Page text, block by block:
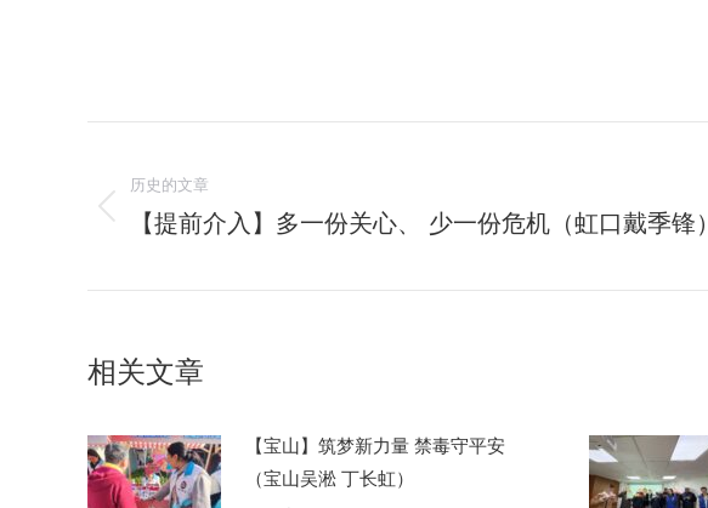
章
航
历史的文章
历
的
章：
【提前介入】多一份关心、 少一份危机（虹口戴季锋）
相关文章
【宝山】筑梦新力量 禁毒守平安
（宝山吴淞 丁长虹）